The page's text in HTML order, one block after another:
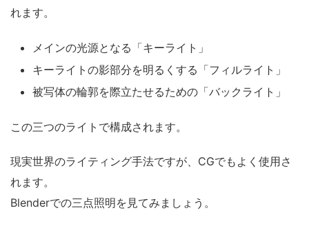
れます。
メインの光源となる「キーライト」
キーライトの影部分を明るくする「フィルライト」
被写体の輪郭を際立たせるための「バックライト」
この三つのライトで構成されます。
現実世界のライティング手法ですが、CGでもよく使用さ
れます。
Blenderでの三点照明を見てみましょう。